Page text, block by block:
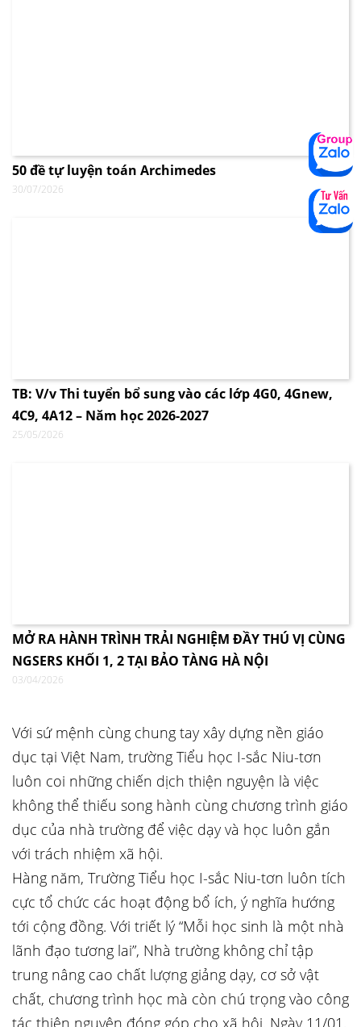
50 đề tự luyện toán Archimedes
30/07/2026
TB: V/v Thi tuyển bổ sung vào các lớp 4G0, 4Gnew,
4C9, 4A12 – Năm học 2026-2027
25/05/2026
MỞ RA HÀNH TRÌNH TRẢI NGHIỆM ĐẦY THÚ VỊ CÙNG
NGSERS KHỐI 1, 2 TẠI BẢO TÀNG HÀ NỘI
03/04/2026
Với sứ mệnh cùng chung tay xây dựng nền giáo
dục tại Việt Nam, trường Tiểu học I-sắc Niu-tơn
luôn coi những chiến dịch thiện nguyện là việc
không thể thiếu song hành cùng chương trình giáo
dục của nhà trường để việc dạy và học luôn gắn
với trách nhiệm xã hội.
Hàng năm, Trường Tiểu học I-sắc Niu-tơn luôn tích
cực tổ chức các hoạt động bổ ích, ý nghĩa hướng
tới cộng đồng. Với triết lý “Mỗi học sinh là một nhà
lãnh đạo tương lai”, Nhà trường không chỉ tập
trung nâng cao chất lượng giảng dạy, cơ sở vật
chất, chương trình học mà còn chú trọng vào công
tác thiện nguyện đóng góp cho xã hội. Ngày 11/01,